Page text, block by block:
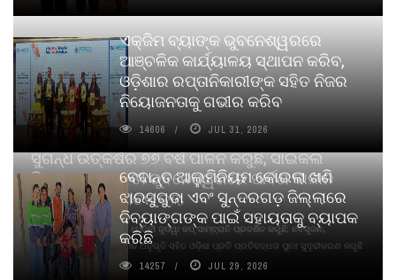
ସୁଗନ୍ଧ ଉତ୍କର୍ଷର ୭୭ ବର୍ଷ ପାଳନ କରୁଛି, ସାଇକଲ
ପିୟୋର୍‌ ଅଗରବତୀ ଭୁବନେଶ୍ୱରରେ ପାର୍ବଣ କାଳୀନ
ନବସୃଜନ ଉନ୍ମୋଚନ କଲା
ବାଉଁଶ ବିହୀନ କଠିନ ଧୂପ ଏବଂ ମେଦିନୀ ଜୁଡୱା କପ୍‌ ସାମ୍ବ୍ରାନି ପ୍ରଦର୍ଶିତ କରୁଛି; ନବସୃଜନ,
ଦୀର୍ଘସ୍ଥାୟିତା ଏବଂ ଆଧ୍ୟାତ୍ମିକ ଅନୁଭୂତି ସହିତ ଓଡ଼ିଶା ପ୍ରତି ପ୍ରତିବଦ୍ଧତା ପୁନଃ ସୁଦୃଢୀକରଣ କରୁଛି
ଏକ୍ଜିମ ବ୍ୟାଙ୍କ ଭୁବନେଶ୍ୱରରେ
ଆଞ୍ଚଳିକ କାର୍ଯ୍ୟାଳୟ ସ୍ଥାପନ କରିବ,
ଓଡ଼ିଶାର ରପ୍ତାନିକାରୀଙ୍କ ସହିତ ନିଜର
ନିୟୋଜନତାକୁ ଗଭୀର କରିବ
14606 JUL 31, 2026
ବେଦାନ୍ତ ଆଲୁମିନିୟମ କୋଇଲା ଖଣି
ଝାରସୁଗୁଡା ଏବଂ ସୁନ୍ଦରଗଡ଼ ଜିଲ୍ଲାରେ
ଦିବ୍ୟାଙ୍ଗଙ୍କ ପାଇଁ ସହାୟତାକୁ ବ୍ୟାପକ
କରିଛି
14257 JUL 29, 2026